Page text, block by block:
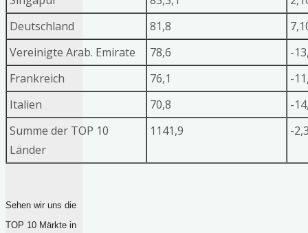
Deutschland
81,8
Vereinigte Arab. Emirate
78,6
-
Frankreich
76,1
-
Italien
70,8
-
Summe der TOP 10
Länder
1141,9 -
Sehen wir uns die
TOP 10 Märkte in